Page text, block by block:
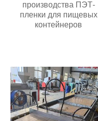
производства ПЭТ-
пленки для пищевых
контейнеров